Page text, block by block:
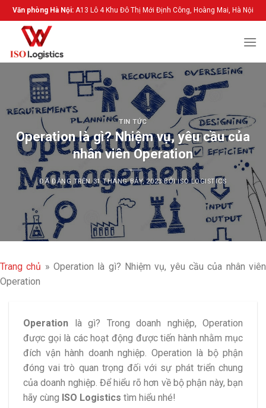
Chuyển
đến
dung
Văn phòng Hà Nội: A13 Lô 4 Khu Đô Thị Mới Định Công, Hoàng Mai, Hà Nội
TIN TỨC
Operation là gì? Nhiệm vụ, yêu cầu của
nhân viên Operation
ĐÃ ĐĂNG TRÊN31 THÁNG BẢY, 2023 BỞIISO LOGISTICS
Trang chủ »Operation là gì? Nhiệm vụ, yêu cầu của nhân viên
Operation
Operation là gì? Trong doanh nghiệp, Operation
được gọi là các hoạt động được tiến hành nhằm mục
đích vận hành doanh nghiệp. Operation là bộ phận
đóng vai trò quan trọng đối với sự phát triển chung
của doanh nghiệp. Để hiểu rõ hơn về bộ phận này, bạn
hãy cùng ISO Logistics tìm hiểu nhé!